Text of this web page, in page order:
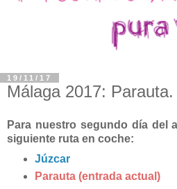
19/11/17
Málaga 2017: Parauta.
Para nuestro segundo día del
siguiente ruta en coche:
Júzcar
Parauta (entrada actual)